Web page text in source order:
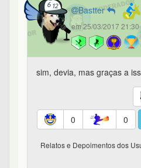
Bastter
em 25/03/2017 21:30
sim, devia, mas graças a
0
0
Relatos e Depoimentos dos